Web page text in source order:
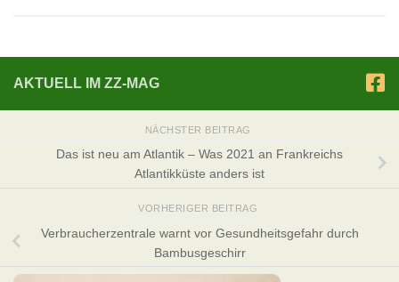
AKTUELL IM ZZ-MAG
NÄCHSTER BEITRAG
Das ist neu am Atlantik – Was 2021 an Frankreichs
Atlantikküste anders ist
VORHERIGER BEITRAG
Verbraucherzentrale warnt vor Gesundheitsgefahr durch
Bambusgeschirr